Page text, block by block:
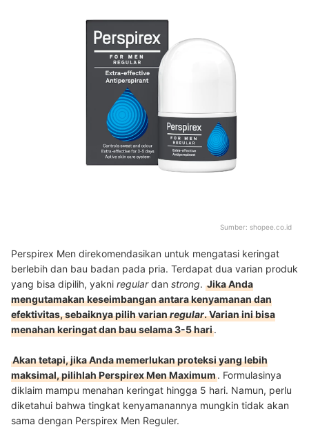
Sumber: shopee.co.id
Perspirex Men direkomendasikan untuk mengatasi keringat
berlebih dan bau badan pada pria. Terdapat dua varian produk
yang bisa dipilih, yakni regulardan strong. Jika Anda
mengutamakan keseimbangan antara kenyamanan dan
efektivitas, sebaiknya pilih varianregular. Varian ini bisa
menahan keringat dan bau selama 3-5 hari.
Akan tetapi, jika Anda memerlukan proteksi yang lebih
maksimal, pilihlah Perspirex Men Maximum. Formulasinya
diklaim mampu menahan keringat hingga 5 hari. Namun, perlu
diketahui bahwa tingkat kenyamanannya mungkin tidak akan
sama dengan Perspirex Men Reguler.